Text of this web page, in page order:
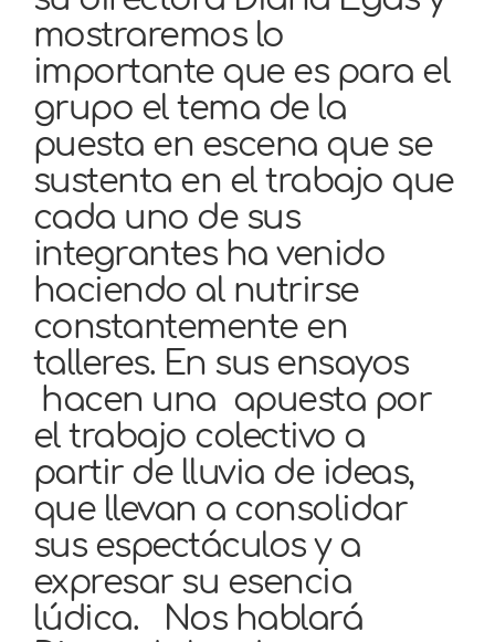
mostraremos lo
importante que es para el
grupo el tema de la
puesta en escena que se
sustenta en el trabajo que
cada uno de sus
integrantes ha venido
haciendo al nutrirse
constantemente en
talleres. En sus ensayos
hacen una apuesta por
el trabajo colectivo a
partir de lluvia de ideas,
que llevan a consolidar
sus espectáculos y a
expresar su esencia
lúdica. Nos hablará